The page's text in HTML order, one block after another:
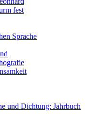
fest
Sprache
und Dichtung: Jahrbuch